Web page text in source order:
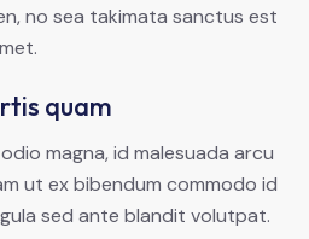
no sea takimata sanctus est
quam
magna, id malesuada arcu
ut ex bibendum commodo id
sed ante blandit volutpat.